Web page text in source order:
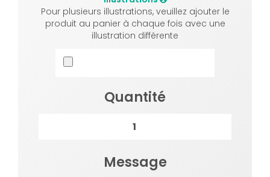
Pour plusieurs illustrations, veuillez ajouter le
produit au panier à chaque fois avec une
illustration différente
Quantité
Message